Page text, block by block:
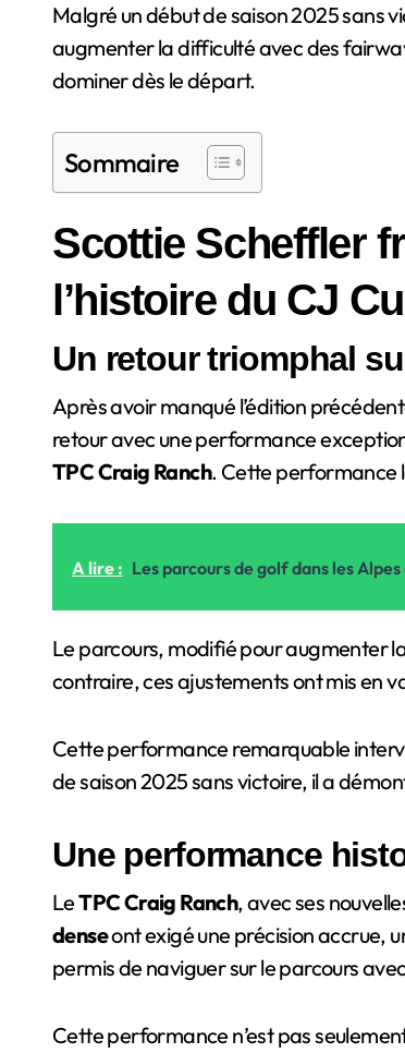
Malgré un début de saison 2025 sans
augmenter la difficulté avec des
dominer dès le départ.
Sommaire
Scottie Scheffler
l’histoire du CJ
Un retour triomphal
Après avoir manqué l’édition
retour avec une performance
TPC Craig Ranch. Cette performance
A lire : Les parcours de golf dans les
Le parcours, modifié pour augmenter
contraire, ces ajustements ont mis en
Cette performance remarquable
de saison 2025 sans victoire, il a
Une performance
LeTPC Craig Ranch, avec ses
denseont exigé une précision accrue,
permis de naviguer sur le parcours
Cette performance n’est pas